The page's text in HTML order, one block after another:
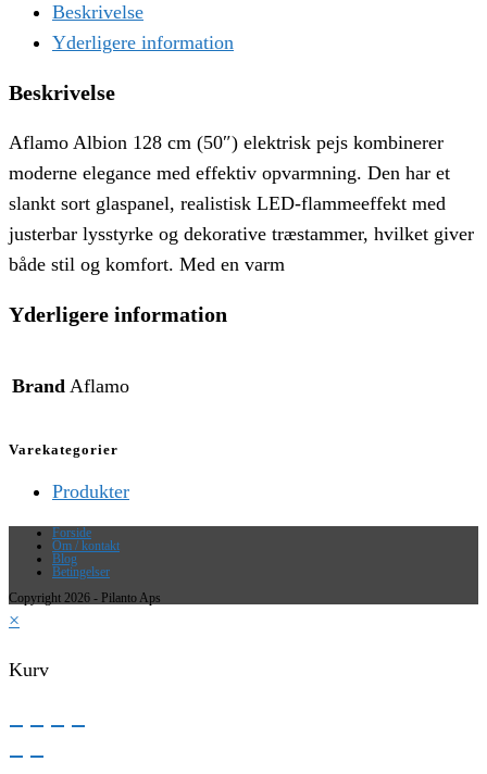
Beskrivelse
Yderligere information
Beskrivelse
Aflamo Albion 128 cm (50″) elektrisk pejs kombinerer
moderne elegance med effektiv opvarmning. Den har et
slankt sort glaspanel, realistisk LED-flammeeffekt med
justerbar lysstyrke og dekorative træstammer, hvilket giver
både stil og komfort. Med en varm
Yderligere information
Brand Aflamo
Varekategorier
Produkter
Forside
Om / kontakt
Blog
Betingelser
Copyright 2026 - Pilanto Aps
×
Kurv